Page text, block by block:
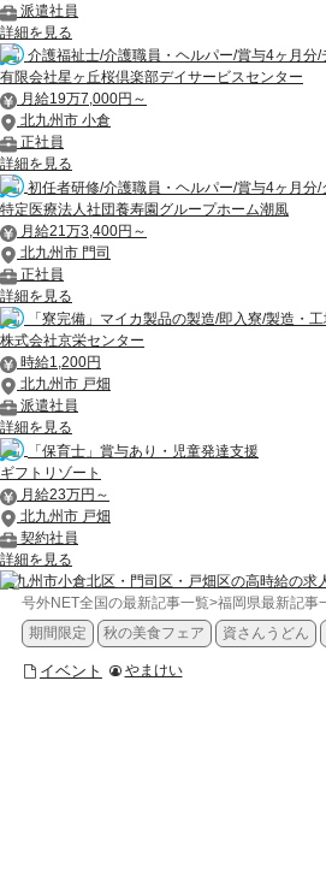
派遣社員
詳細を見る
介護福祉士/介護職員・ヘルパー/賞与4ヶ月分
有限会社星ヶ丘桜倶楽部デイサービスセンター
月給19万7,000円～
北九州市 小倉
正社員
詳細を見る
初任者研修/介護職員・ヘルパー/賞与4ヶ月分
特定医療法人社団養寿園グループホーム潮風
月給21万3,400円～
北九州市 門司
正社員
詳細を見る
「寮完備」マイカ製品の製造/即入寮/製造・
株式会社京栄センター
時給1,200円
北九州市 戸畑
派遣社員
詳細を見る
「保育士」賞与あり・児童発達支援
ギフトリゾート
月給23万円～
北九州市 戸畑
契約社員
詳細を見る
北九州市小倉北区・門司区・戸畑区の高時給の求
号外NET全国の最新記事一覧>福岡県最新記事
期間限定
秋の美食フェア 資さんうどん
イベント やまけい